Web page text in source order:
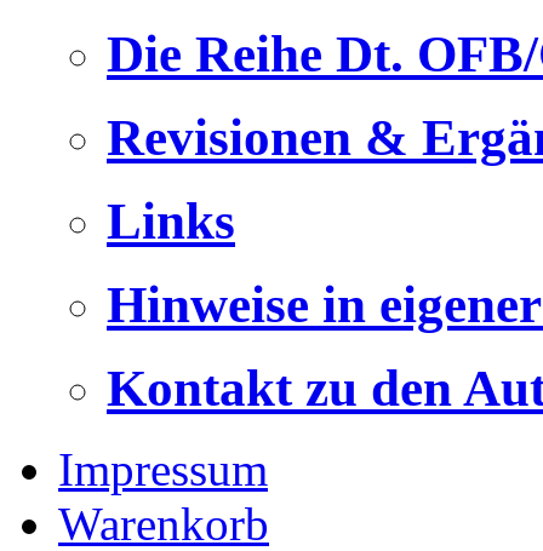
Die Reihe Dt.
Revisionen &
Links
Hinweise in
Kontakt zu den
Impressum
Warenkorb